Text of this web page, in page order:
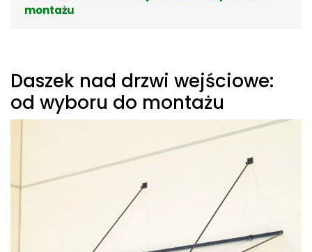
montażu
Daszek nad drzwi wejściowe:
od wyboru do montażu